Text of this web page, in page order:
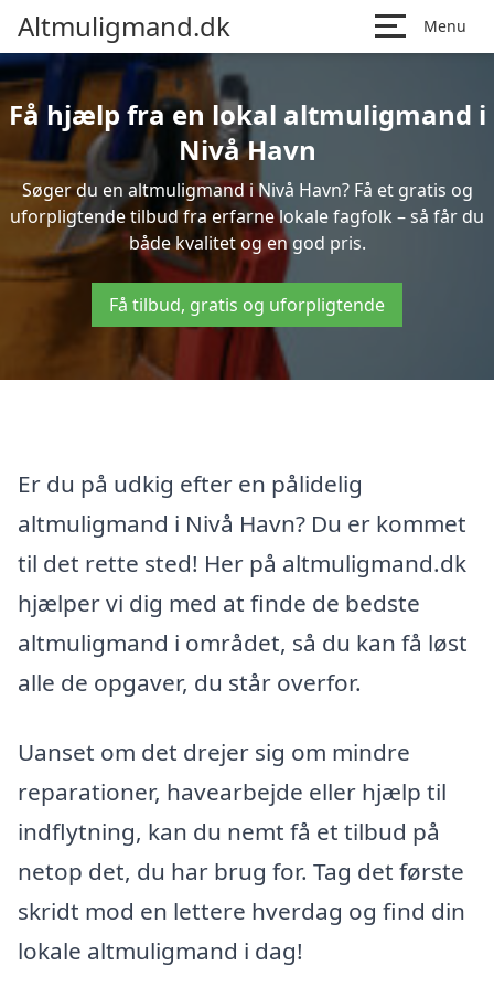
Altmuligmand.dk Menu
Få hjælp fra en lokal altmuligmand i
Nivå Havn
Søger du en altmuligmand i Nivå Havn? Få et gratis og
uforpligtende tilbud fra erfarne lokale fagfolk – så får du
både kvalitet og en god pris.
Få tilbud, gratis og uforpligtende
Er du på udkig efter en pålidelig
altmuligmand i Nivå Havn? Du er kommet
til det rette sted! Her på altmuligmand.dk
hjælper vi dig med at finde de bedste
altmuligmand i området, så du kan få løst
alle de opgaver, du står overfor.
Uanset om det drejer sig om mindre
reparationer, havearbejde eller hjælp til
indflytning, kan du nemt få et tilbud på
netop det, du har brug for. Tag det første
skridt mod en lettere hverdag og find din
lokale altmuligmand i dag!